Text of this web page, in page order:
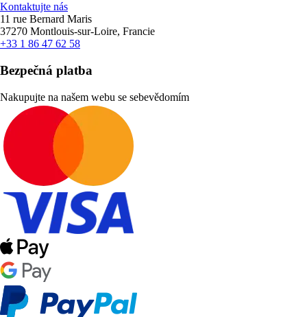
Kontaktujte nás
11 rue Bernard Maris
37270 Montlouis-sur-Loire, Francie
+33 1 86 47 62 58
Bezpečná platba
Nakupujte na našem webu se sebevědomím